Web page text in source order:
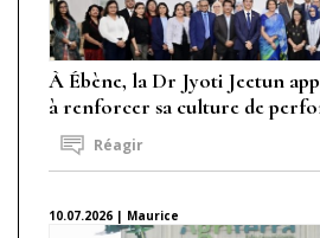
À Ébène, la Dr Jyoti Jeetun
à renforcer sa culture de
Réagir
10.07.2026 | Maurice